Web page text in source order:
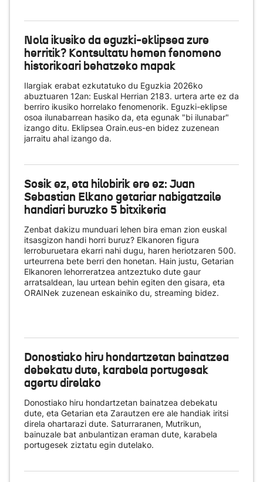
Nola ikusiko da eguzki-eklipsea zure
herritik? Kontsultatu hemen fenomeno
historikoari behatzeko mapak
Ilargiak erabat ezkutatuko du Eguzkia 2026ko
abuztuaren 12an: Euskal Herrian 2183. urtera arte ez da
berriro ikusiko horrelako fenomenorik. Eguzki-eklipse
osoa ilunabarrean hasiko da, eta egunak "bi ilunabar"
izango ditu. Eklipsea Orain.eus-en bidez zuzenean
jarraitu ahal izango da.
Sosik ez, eta hilobirik ere ez: Juan
Sebastian Elkano getariar nabigatzaile
handiari buruzko 5 bitxikeria
Zenbat dakizu munduari lehen bira eman zion euskal
itsasgizon handi horri buruz? Elkanoren figura
lerroburuetara ekarri nahi dugu, haren heriotzaren 500.
urteurrena bete berri den honetan. Hain justu, Getarian
Elkanoren lehorreratzea antzeztuko dute gaur
arratsaldean, lau urtean behin egiten den gisara, eta
ORAINek zuzenean eskainiko du, streaming bidez.
Donostiako hiru hondartzetan bainatzea
debekatu dute, karabela portugesak
agertu direlako
Donostiako hiru hondartzetan bainatzea debekatu
dute, eta Getarian eta Zarautzen ere ale handiak iritsi
direla ohartarazi dute. Saturraranen, Mutrikun,
bainuzale bat anbulantizan eraman dute, karabela
portugesek ziztatu egin dutelako.